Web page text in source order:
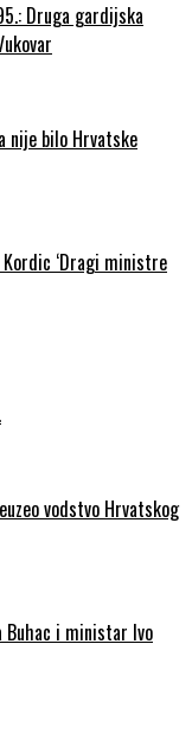
Druga gardijska
nije bilo Hrvatske
‘Dragi ministre
vodstvo Hrvatskog
Buhac i ministar Ivo